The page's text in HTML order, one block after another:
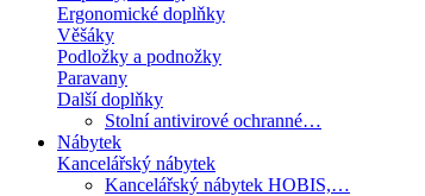
Ergonomické doplňky
Věšáky
Podložky a podnožky
Paravany
Další doplňky
Stolní antivirové ochranné…
Nábytek
Kancelářský nábytek
Kancelářský nábytek HOBIS,…